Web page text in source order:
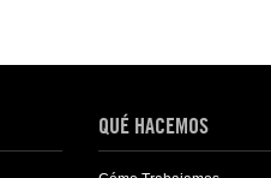
QUÉ HACEMOS